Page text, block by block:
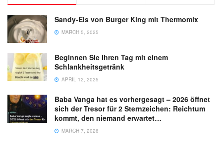
Sandy-Eis von Burger King mit Thermomix
MARCH 5, 2025
Beginnen Sie Ihren Tag mit einem
Schlankheitsgetränk
APRIL 12, 2025
Baba Vanga hat es vorhergesagt – 2026 öffnet
sich der Tresor für 2 Sternzeichen: Reichtum
kommt, den niemand erwartet…
MARCH 7, 2026